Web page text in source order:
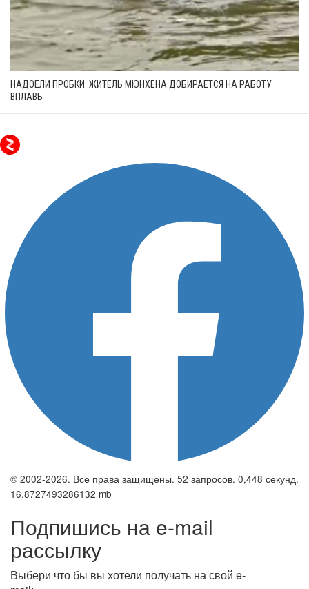
НАДОЕЛИ ПРОБКИ: ЖИТЕЛЬ МЮНХЕНА ДОБИРАЕТСЯ НА РАБОТУ
ВПЛАВЬ
© 2002-2026. Все права защищены. 52 запросов. 0,448 секунд.
16.8727493286132 mb
Подпишись на e-mail
рассылку
Выбери что бы вы хотели получать на свой e-